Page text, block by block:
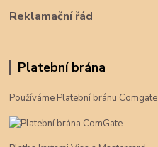
Reklamační řád
Platební brána
Používáme Platební bránu Comgate